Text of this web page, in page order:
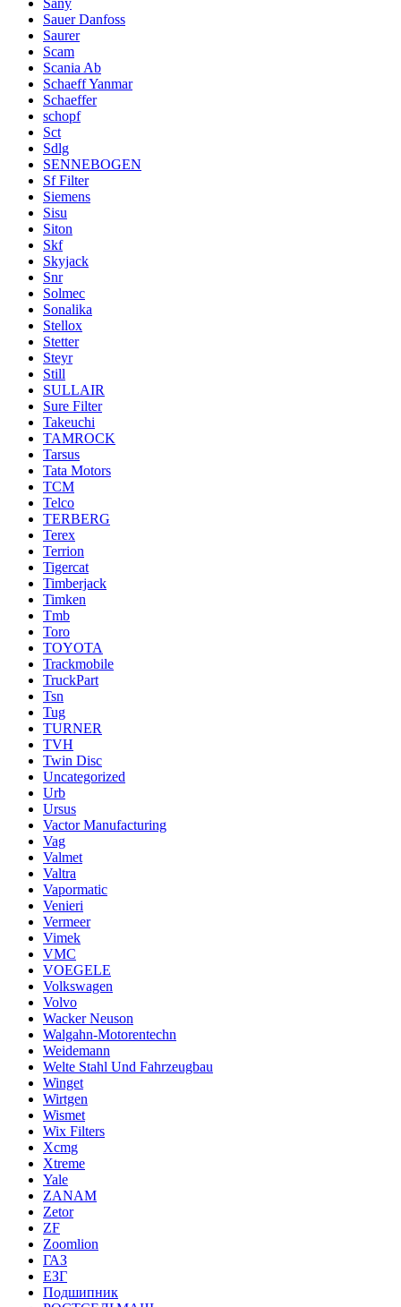
Sany
Sauer Danfoss
Saurer
Scam
Scania Ab
Schaeff Yanmar
Schaeffer
schopf
Sct
Sdlg
SENNEBOGEN
Sf Filter
Siemens
Sisu
Siton
Skf
Skyjack
Snr
Solmec
Sonalika
Stellox
Stetter
Steyr
Still
SULLAIR
Sure Filter
Takeuchi
TAMROCK
Tarsus
Tata Motors
TCM
Telco
TERBERG
Terex
Terrion
Tigercat
Timberjack
Timken
Tmb
Toro
TOYOTA
Trackmobile
TruckPart
Tsn
Tug
TURNER
TVH
Twin Disc
Uncategorized
Urb
Ursus
Vactor Manufacturing
Vag
Valmet
Valtra
Vapormatic
Venieri
Vermeer
Vimek
VMC
VOEGELE
Volkswagen
Volvo
Wacker Neuson
Walgahn-Motorentechn
Weidemann
Welte Stahl Und Fahrzeugbau
Winget
Wirtgen
Wismet
Wix Filters
Xcmg
Xtreme
Yale
ZANAM
Zetor
ZF
Zoomlion
ГАЗ
ЕЗГ
Подшипник